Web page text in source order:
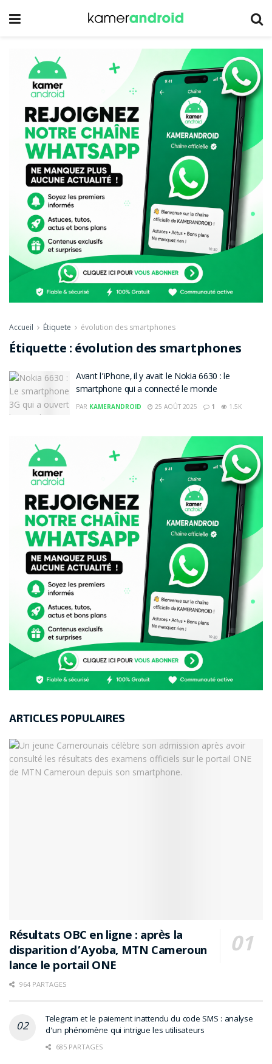
Accueil Étiquete évolution des smartphones
Étiquette : évolution des smartphones
Avant l’iPhone, il y avait le Nokia 6630 : le
smartphone qui a connecté le monde
PAR KAMERANDROID 25 AOÛT 2025 1 1.5K
ARTICLES POPULAIRES
Résultats OBC en ligne : après la
disparition d’Ayoba, MTN Cameroun
lance le portail ONE
964 PARTAGES
Telegram et le paiement inattendu du code SMS : analyse
d’un phénomène qui intrigue les utilisateurs
685 PARTAGES